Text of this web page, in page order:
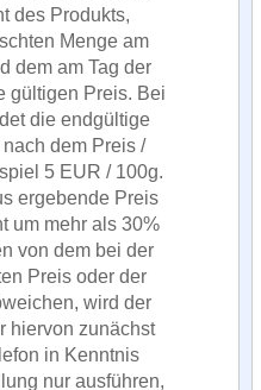
des Produkts,
Menge am
dem am Tag der
gültigen Preis. Bei
die endgültige
dem Preis /
5 EUR / 100g.
ergebende Preis
um mehr als 30%
von dem bei der
Preis oder der
wird der
hiervon zunächst
in Kenntnis
nur ausführen,